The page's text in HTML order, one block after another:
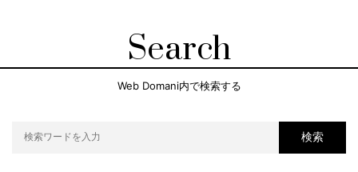
Search
Web Domani内で検索する
検索